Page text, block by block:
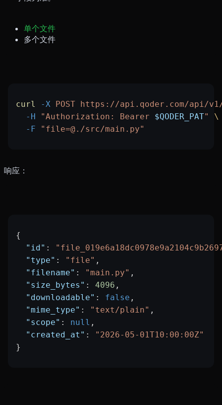
单个文件
多个文件
curl -X POST https://api.qoder.com/api/
  -H
"Authorization: Bearer $QODER_PAT"
\
  -F
"file=@./src/main.py"
响应：
{
  "id"
:
  "type"
: "file" ,
  "filename"
: "main.py" ,
  "size_bytes"
: 4096 ,
  "downloadable"
: false ,
  "mime_type"
: "text/plain" ,
  "scope"
: null ,
  "created_at"
:
"2026-05-01T10:00:00Z"
}